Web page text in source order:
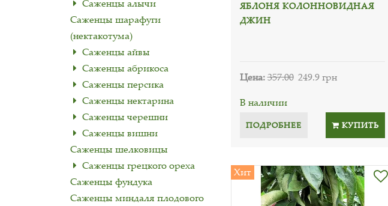
Саженцы алычи
Саженцы шарафуги
(нектакотума)
Саженцы айвы
Саженцы абрикоса
Саженцы персика
Саженцы нектарина
Саженцы черешни
Саженцы вишни
Саженцы шелковицы
Cаженцы грецкого ореха
Саженцы фундука
Саженцы миндаля плодового
ЯБЛОНЯ КОЛОННОВИДНАЯ
ДЖИН
Цена:357.00 249.9 грн
В наличии
ПОДРОБНЕЕ КУПИТЬ
Хит